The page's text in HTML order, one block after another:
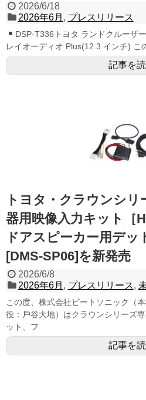
2026/6/18
2026年6月 , プレスリリース
DSP-T336トヨタ ランドクルーザ
レイオーディオ Plus(12.3 インチ) こ
記事を
トヨタ・クラウンシリ
器⽤映像⼊⼒キット［
ドアスピーカー⽤デッ
[DMS-SP06]を新発売
2026/6/8
2026年6月 , プレスリリース,
この度、株式会社ビートソニック（
役：⼾⾕⼤地）はクラウンシリーズ
ット、フ
記事を